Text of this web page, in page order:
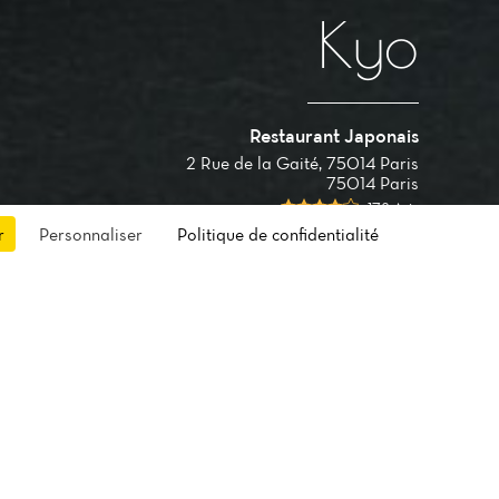
Kyo
Restaurant Japonais
2 Rue de la Gaité, 75014 Paris
75014 Paris
178 Avis
Personnaliser Politique de confidentialité